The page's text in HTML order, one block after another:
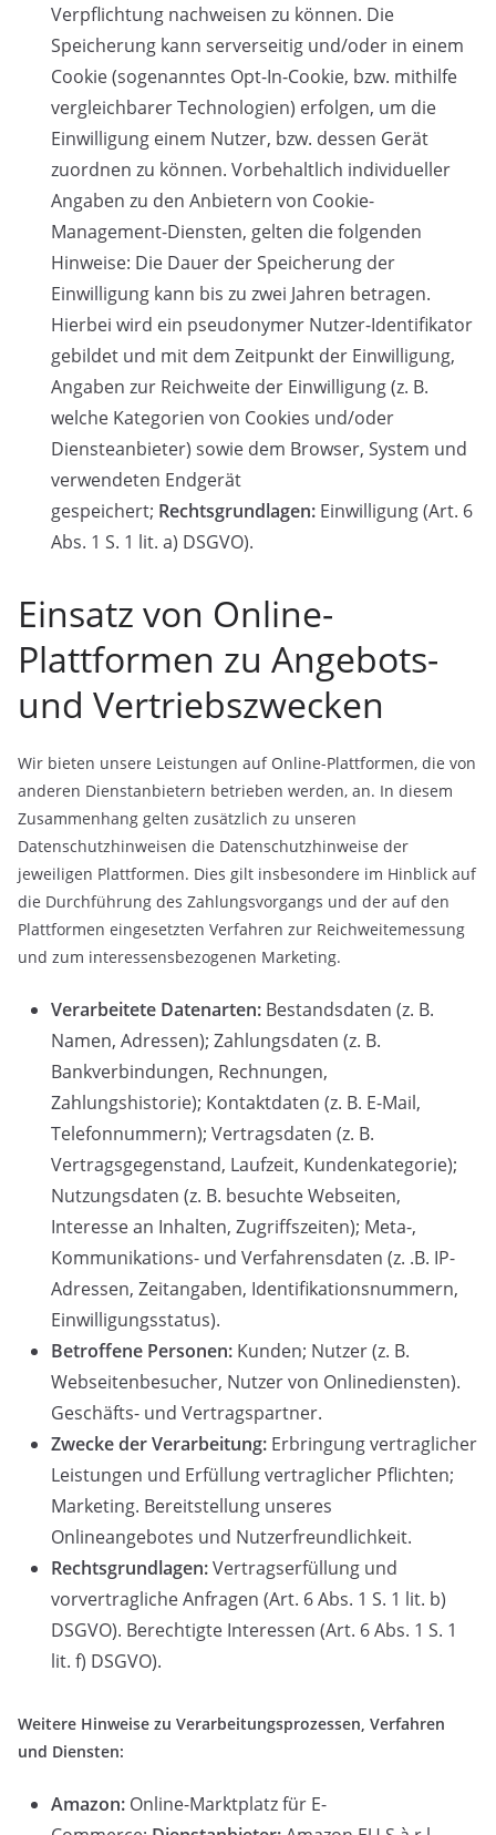
Verpflichtung nachweisen zu können. Die
Speicherung kann serverseitig und/oder in einem
Cookie (sogenanntes Opt-In-Cookie, bzw. mithilfe
vergleichbarer Technologien) erfolgen, um die
Einwilligung einem Nutzer, bzw. dessen Gerät
zuordnen zu können. Vorbehaltlich individueller
Angaben zu den Anbietern von Cookie-
Management-Diensten, gelten die folgenden
Hinweise: Die Dauer der Speicherung der
Einwilligung kann bis zu zwei Jahren betragen.
Hierbei wird ein pseudonymer Nutzer-Identifikator
gebildet und mit dem Zeitpunkt der Einwilligung,
Angaben zur Reichweite der Einwilligung (z. B.
welche Kategorien von Cookies und/oder
Diensteanbieter) sowie dem Browser, System und
verwendeten Endgerät
gespeichert; Rechtsgrundlagen: Einwilligung (Art. 6
Abs. 1 S. 1 lit. a) DSGVO).
Einsatz von Online-
Plattformen zu Angebots-
und Vertriebszwecken
Wir bieten unsere Leistungen auf Online-Plattformen, die von
anderen Dienstanbietern betrieben werden, an. In diesem
Zusammenhang gelten zusätzlich zu unseren
Datenschutzhinweisen die Datenschutzhinweise der
jeweiligen Plattformen. Dies gilt insbesondere im Hinblick auf
die Durchführung des Zahlungsvorgangs und der auf den
Plattformen eingesetzten Verfahren zur Reichweitemessung
und zum interessensbezogenen Marketing.
Verarbeitete Datenarten: Bestandsdaten (z. B.
Namen, Adressen); Zahlungsdaten (z. B.
Bankverbindungen, Rechnungen,
Zahlungshistorie); Kontaktdaten (z. B. E-Mail,
Telefonnummern); Vertragsdaten (z. B.
Vertragsgegenstand, Laufzeit, Kundenkategorie);
Nutzungsdaten (z. B. besuchte Webseiten,
Interesse an Inhalten, Zugriffszeiten); Meta-,
Kommunikations- und Verfahrensdaten (z. .B. IP-
Adressen, Zeitangaben, Identifikationsnummern,
Einwilligungsstatus).
Betroffene Personen: Kunden; Nutzer (z. B.
Webseitenbesucher, Nutzer von Onlinediensten).
Geschäfts- und Vertragspartner.
Zwecke der Verarbeitung: Erbringung vertraglicher
Leistungen und Erfüllung vertraglicher Pflichten;
Marketing. Bereitstellung unseres
Onlineangebotes und Nutzerfreundlichkeit.
Rechtsgrundlagen:Vertragserfüllung und
vorvertragliche Anfragen (Art. 6 Abs. 1 S. 1 lit. b)
DSGVO). Berechtigte Interessen (Art. 6 Abs. 1 S. 1
lit. f) DSGVO).
Weitere Hinweise zu Verarbeitungsprozessen, Verfahren
und Diensten:
Amazon: Online-Marktplatz für E-